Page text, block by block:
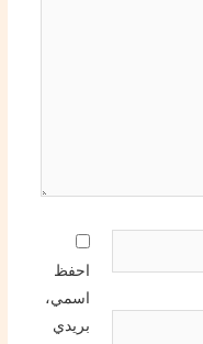
احفظ
اسمي،
بريدي